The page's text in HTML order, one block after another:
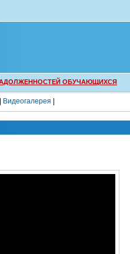
ОБУЧАЮЩИХСЯ
Видеогалерея